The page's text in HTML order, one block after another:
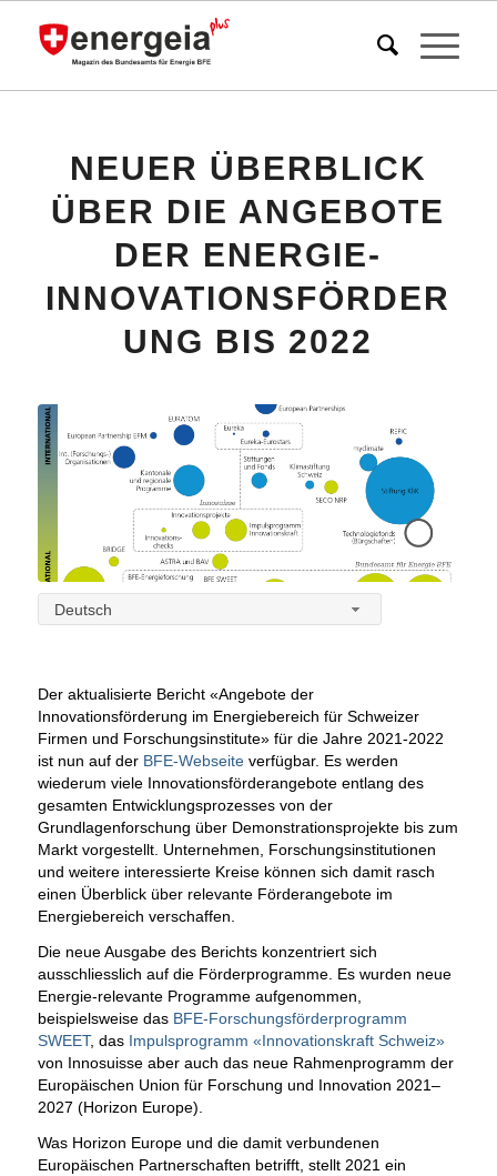
NEUER ÜBERBLICK
ÜBER DIE ANGEBOTE
DER ENERGIE-
INNOVATIONSFÖRDER
UNG BIS 2022
Deutsch
Der aktualisierte Bericht «Angebote der
Innovationsförderung im Energiebereich für Schweizer
Firmen und Forschungsinstitute» für die Jahre 2021-2022
ist nun auf der BFE-Webseiteverfügbar. Es werden
wiederum viele Innovationsförderangebote entlang des
gesamten Entwicklungsprozesses von der
Grundlagenforschung über Demonstrationsprojekte bis zum
Markt vorgestellt. Unternehmen, Forschungsinstitutionen
und weitere interessierte Kreise können sich damit rasch
einen Überblick über relevante Förderangebote im
Energiebereich verschaffen.
Die neue Ausgabe des Berichts konzentriert sich
ausschliesslich auf die Förderprogramme. Es wurden neue
Energie-relevante Programme aufgenommen,
beispielsweise das BFE-Forschungsförderprogramm
SWEET, das Impulsprogramm «Innovationskraft Schweiz»
von Innosuisse aber auch das neue Rahmenprogramm der
Europäischen Union für Forschung und Innovation 2021–
2027 (Horizon Europe).
Was Horizon Europe und die damit verbundenen
Europäischen Partnerschaften betrifft, stellt 2021 ein